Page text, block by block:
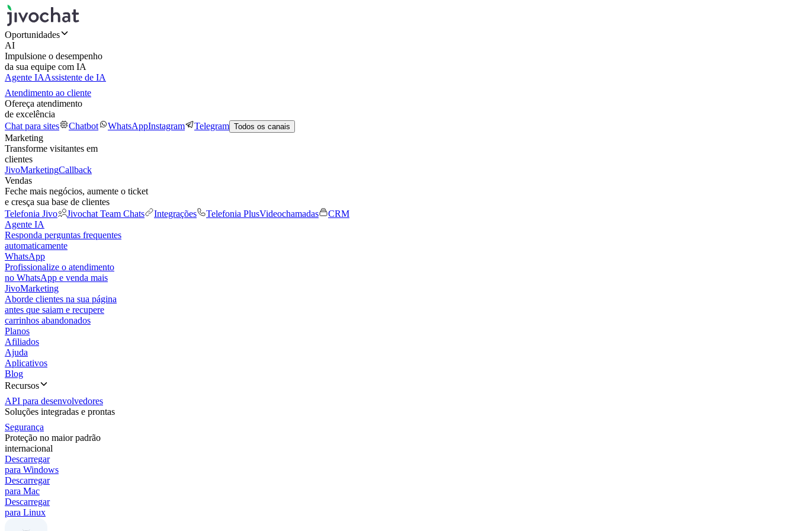
Oportunidades
AI
Impulsione o desempenho
da sua equipe com IA
Agente IAAssistente de IA
Atendimento ao cliente
Ofereça atendimento
de excelência
Chat para sites
Chatbot WhatsAppInstagram Telegram Todos os canais
Marketing
Transforme visitantes em
clientes
JivoMarketingCallback
Vendas
Feche mais negócios, aumente o ticket
e cresça sua base de clientes
Telefonia Jivo
Jivochat Team Chats Integrações Telefonia PlusVideochamadas
CRM
Agente IA
Responda perguntas frequentes
automaticamente
WhatsApp
Profissionalize o atendimento
no WhatsApp e venda mais
JivoMarketing
Aborde clientes na sua página
antes que saiam e recupere
carrinhos abandonados
Planos
Afiliados
Ajuda
Aplicativos
Blog
Recursos
API para desenvolvedores
Soluções integradas e prontas
Segurança
Proteção no maior padrão
internacional
Descarregar
para Windows
Descarregar
para Mac
Descarregar
para Linux